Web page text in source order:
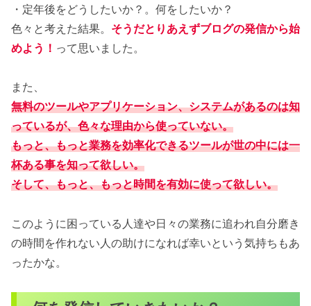
・定年後をどうしたいか？。何をしたいか？
色々と考えた結果。 そうだとりあえずブログの発信から始
めよう！ って思いました。
また、
無料のツールやアプリケーション、システムがあるのは知
っているが、色々な理由から使っていない。
もっと、もっと業務を効率化できるツールが世の中には一
杯ある事を知って欲しい。
そして、もっと、もっと時間を有効に使って欲しい。
このように困っている人達や日々の業務に追われ自分磨き
の時間を作れない人の助けになれば幸いという気持ちもあ
ったかな。